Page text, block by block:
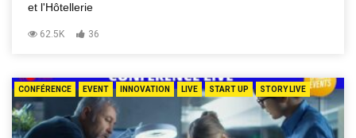
et l'Hôtellerie
62.5K 36
CONFÉRENCE EVENT INNOVATION LIVE START UP STORY LIVE